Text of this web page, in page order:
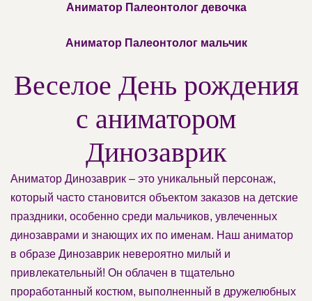
Аниматор Палеонтолог девочка
Аниматор Палеонтолог мальчик
Веселое День рождения
с аниматором
Динозаврик
Аниматор Динозаврик – это уникальный персонаж,
который часто становится объектом заказов на детские
праздники, особенно среди мальчиков, увлеченных
динозаврами и знающих их по именам. Наш аниматор
в образе Динозаврик невероятно милый и
привлекательный! Он облачен в тщательно
проработанный костюм, выполненный в дружелюбных